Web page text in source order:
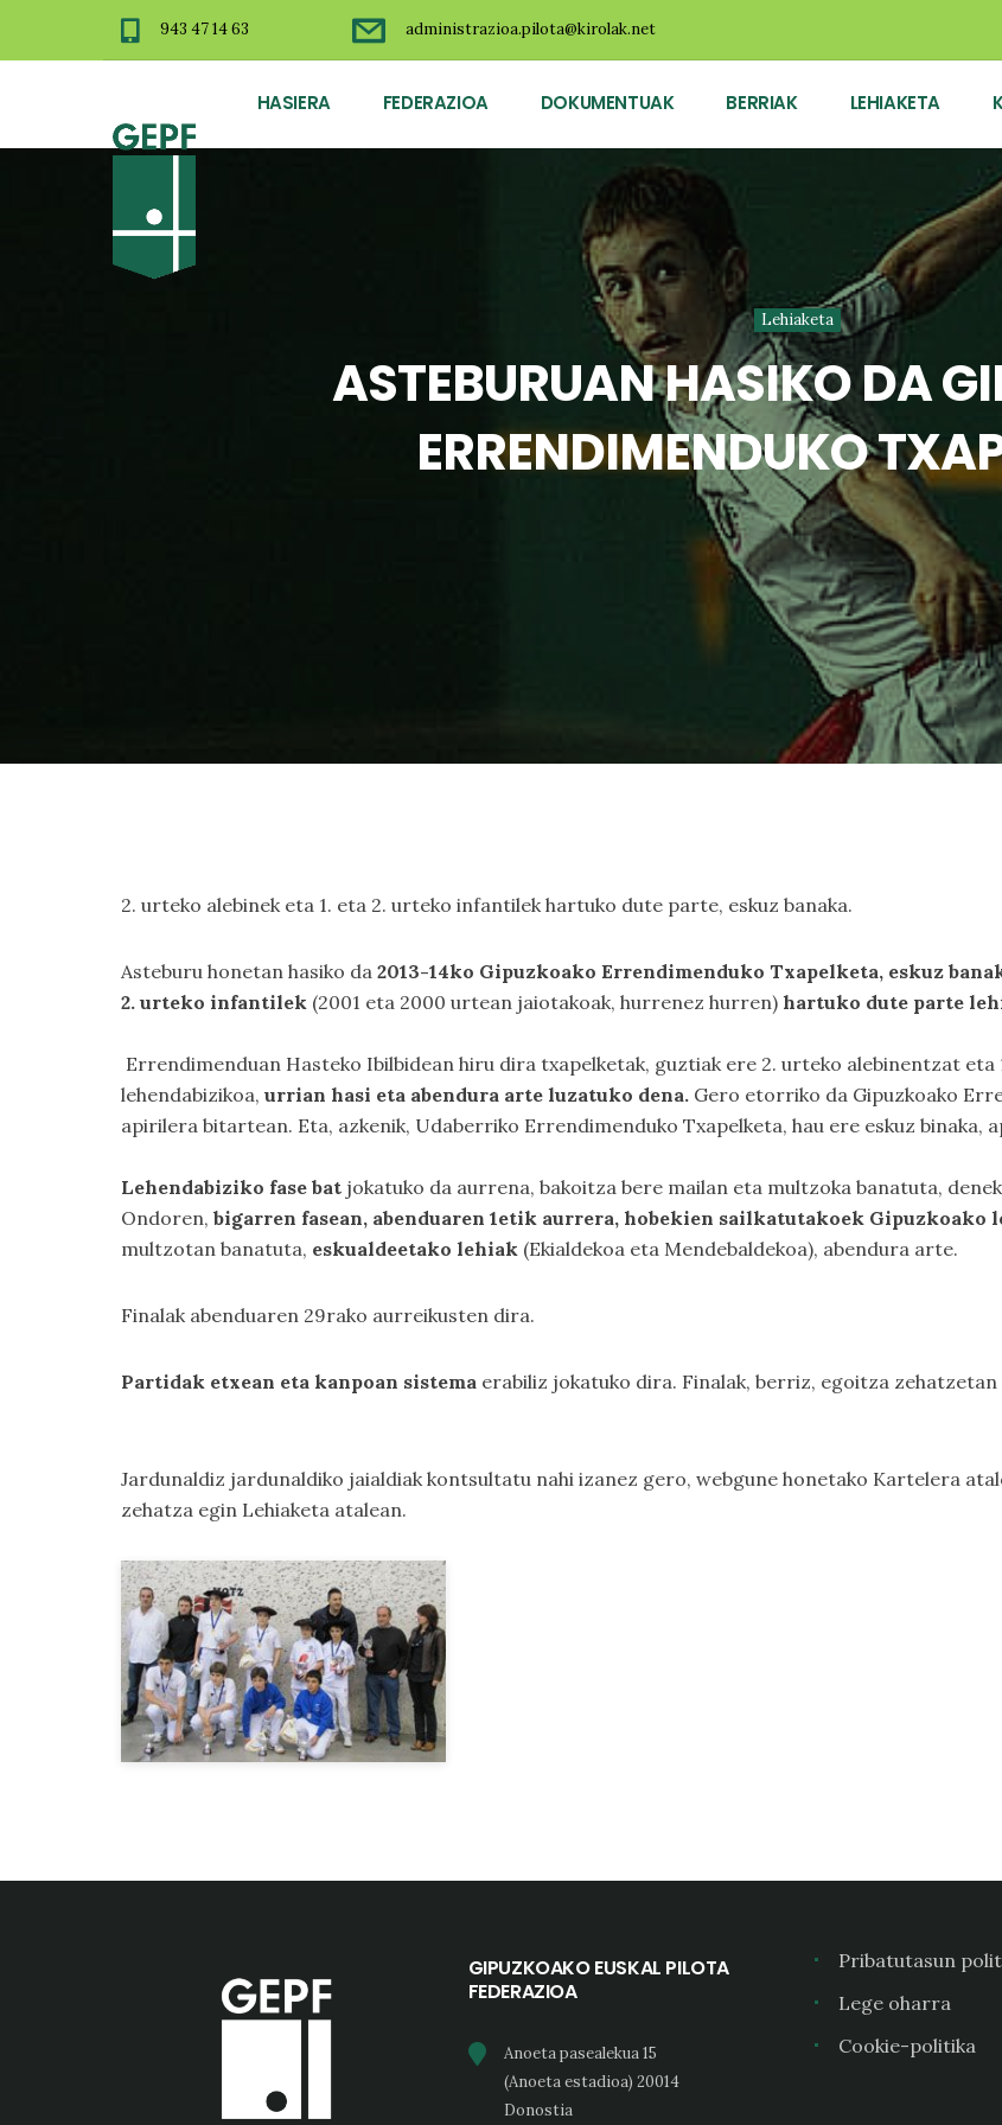
943 47 14 63 administrazioa.pilota@kirolak.net
HASIERA FEDERAZIOA DOKUMENTUAK BERRIAK LEHIAKETA
Lehiaketa
ASTEBURUAN HASIKO DA
ERRENDIMENDUKO
2. urteko alebinek eta 1. eta 2. urteko infantilek hartuko dute parte, eskuz banaka.
Asteburu honetan hasiko da 2013-14ko Gipuzkoako Errendimenduko Txapelketa, eskuz
2. urteko infantilek (2001 eta 2000 urtean jaiotakoak, hurrenez hurren) hartuko dute parte
Errendimenduan Hasteko Ibilbidean hiru dira txapelketak, guztiak ere 2. urteko alebinentzat
lehendabizikoa, urrian hasi eta abendura arte luzatuko dena. Gero etorriko da Gipuzkoako
apirilera bitartean. Eta, azkenik, Udaberriko Errendimenduko Txapelketa, hau ere eskuz binaka,
Lehendabiziko fase bat jokatuko da aurrena, bakoitza bere mailan eta multzoka banatuta,
Ondoren, bigarren fasean, abenduaren 1etik aurrera, hobekien sailkatutakoek Gipuzkoako
multzotan banatuta, eskualdeetako lehiak (Ekialdekoa eta Mendebaldekoa), abendura arte.
Finalak abenduaren 29rako aurreikusten dira.
Partidak etxean eta kanpoan sistema erabiliz jokatuko dira. Finalak, berriz, egoitza
Jardunaldiz jardunaldiko jaialdiak kontsultatu nahi izanez gero, webgune honetako Kartelera
zehatza egin Lehiaketa atalean.
GIPUZKOAKO EUSKAL PILOTA
FEDERAZIOA
Anoeta pasealekua 15
(Anoeta estadioa) 20014
Donostia
Pribatutasun
Lege oharra
Cookie-politika